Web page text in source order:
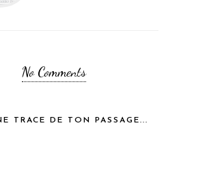
No Comments
TRACE DE TON PASSAGE...